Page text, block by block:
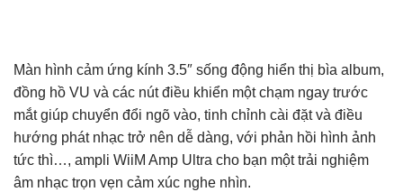
Màn hình cảm ứng kính 3.5″ sống động hiển thị bìa album,
đồng hồ VU và các nút điều khiển một chạm ngay trước
mắt giúp chuyển đổi ngõ vào, tinh chỉnh cài đặt và điều
hướng phát nhạc trở nên dễ dàng, với phản hồi hình ảnh
tức thì…, ampli WiiM Amp Ultra cho bạn một trải nghiệm
âm nhạc trọn vẹn cảm xúc nghe nhìn.